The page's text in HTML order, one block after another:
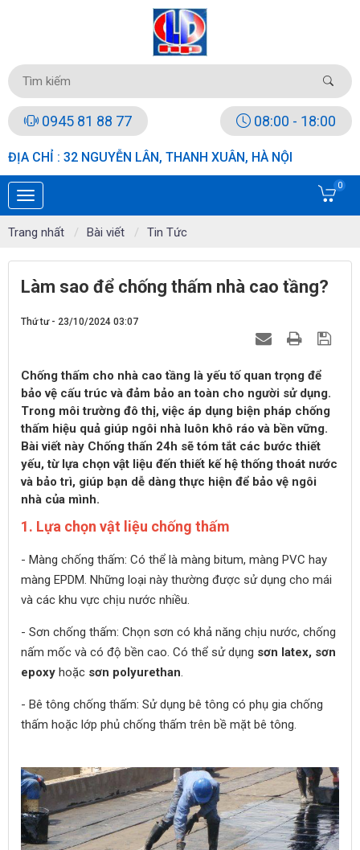
0945 81 88 77 08:00 - 18:00
ĐỊA CHỈ : 32 NGUYỄN LÂN, THANH XUÂN, HÀ NỘI
0
Trang nhất Bài viết Tin Tức
Làm sao để chống thấm nhà cao tầng?
Thứ tư - 23/10/2024 03:07
Chống thấm cho nhà cao tầng là yếu tố quan trọng để
bảo vệ cấu trúc và đảm bảo an toàn cho người sử dụng.
Trong môi trường đô thị, việc áp dụng biện pháp chống
thấm hiệu quả giúp ngôi nhà luôn khô ráo và bền vững.
Bài viết này Chống thấn 24h sẽ tóm tắt các bước thiết
yếu, từ lựa chọn vật liệu đến thiết kế hệ thống thoát nước
và bảo trì, giúp bạn dễ dàng thực hiện để bảo vệ ngôi
nhà của mình.
1. Lựa chọn vật liệu chống thấm
- Màng chống thấm: Có thể là màng bitum, màng PVC hay
màng EPDM. Những loại này thường được sử dụng cho mái
và các khu vực chịu nước nhiều.
- Sơn chống thấm: Chọn sơn có khả năng chịu nước, chống
nấm mốc và có độ bền cao. Có thể sử dụng sơn latex, sơn
epoxy hoặc sơn polyurethan.
- Bê tông chống thấm: Sử dụng bê tông có phụ gia chống
thấm hoặc lớp phủ chống thấm trên bề mặt bê tông.